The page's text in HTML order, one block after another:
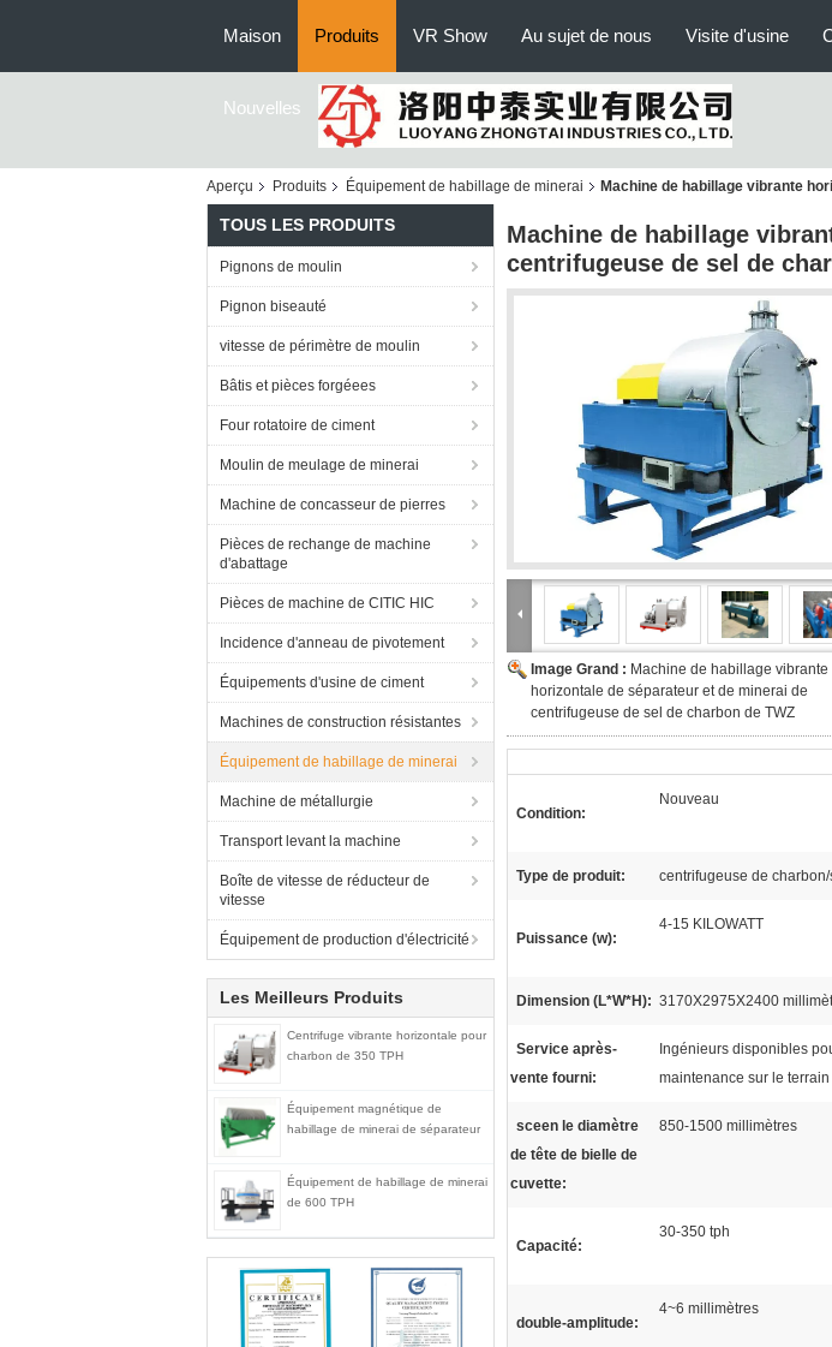
Maison Produits VR Show Au sujet de nous Visite d'usine
Nouvelles
Aperçu Produits Équipement de habillage de minerai Machine de habillage vibrante
TOUS LES PRODUITS
Pignons de moulin
Pignon biseauté
vitesse de périmètre de moulin
Bâtis et pièces forgéees
Four rotatoire de ciment
Moulin de meulage de minerai
Machine de concasseur de pierres
Pièces de rechange de machine
d'abattage
Pièces de machine de CITIC HIC
Incidence d'anneau de pivotement
Équipements d'usine de ciment
Machines de construction résistantes
Équipement de habillage de minerai
Machine de métallurgie
Transport levant la machine
Boîte de vitesse de réducteur de
vitesse
Équipement de production d'électricité
Les Meilleurs Produits
Centrifuge vibrante horizontale pour
charbon de 350 TPH
Équipement magnétique de
habillage de minerai de séparateur
Équipement de habillage de minerai
de 600 TPH
Machine de habillage
centrifugeuse de sel de
Image Grand : Machine de habillage vibrante
horizontale de séparateur et de minerai de
centrifugeuse de sel de charbon de TWZ
Condition:
Nouveau
Type de produit: centrifugeuse de
Puissance (w):
4-15 KILOWATT
Dimension (L*W*H): 3170X2975X2400
Service après-
vente fourni:
Ingénieurs disponibles
maintenance sur le terrain
sceen le diamètre
de tête de bielle de
cuvette:
850-1500 millimètres
Capacité:
30-350 tph
double-amplitude:
4~6 millimètres